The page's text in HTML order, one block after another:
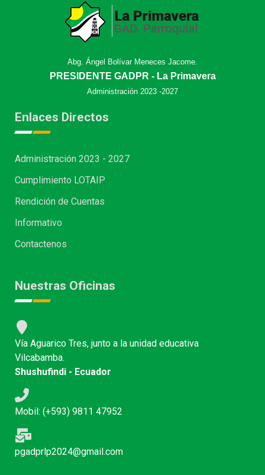
Abg. Ángel Bolívar Meneces Jacome.
PRESIDENTE GADPR - La Primavera
Administración 2023 -2027
Enlaces Directos
Administración 2023 - 2027
Cumplimiento LOTAIP
Rendición de Cuentas
Informativo
Contactenos
Nuestras Oficinas
Vía Aguarico Tres, junto a la unidad educativa
Vilcabamba.
Shushufindi - Ecuador
Mobil: (+593) 9811 47952
pgadprlp2024@gmail.com